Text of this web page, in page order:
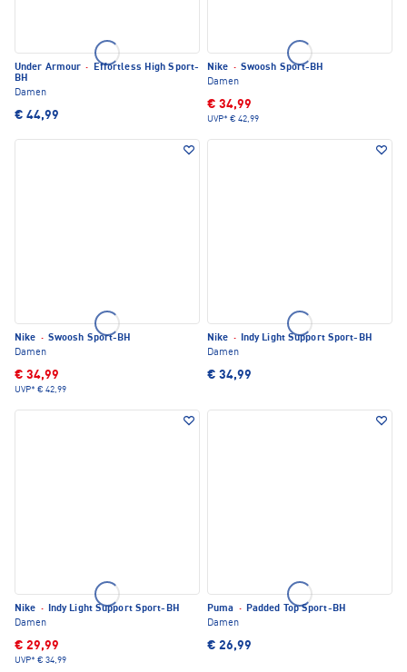
Under Armour ·
Effortless High Sport-
BH
Damen
€ 44,99
Nike · Swoosh Sport-BH
Damen
€ 34,99
UVP* € 42,99
Nike · Swoosh Sport-BH
Damen
€ 34,99
UVP* € 42,99
Nike · Indy Light Support Sport-BH
Damen
€ 34,99
Nike · Indy Light Support Sport-BH
Damen
€ 29,99
UVP* € 34,99
Puma · Padded Top Sport-BH
Damen
€ 26,99